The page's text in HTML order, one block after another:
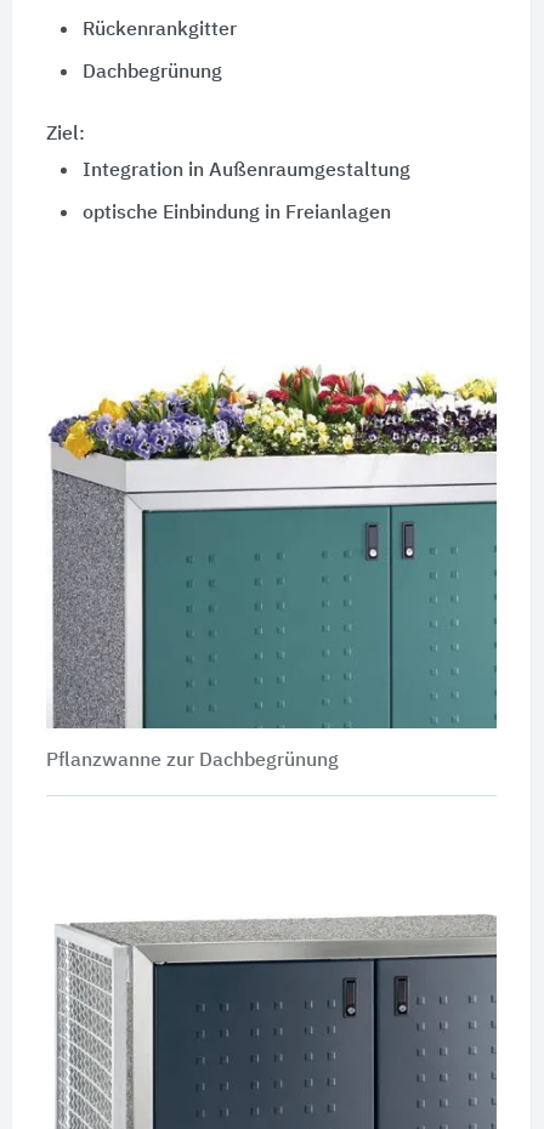
Rückenrankgitter
Dachbegrünung
Ziel:
Integration in Außenraumgestaltung
optische Einbindung in Freianlagen
Pflanzwanne zur Dachbegrünung